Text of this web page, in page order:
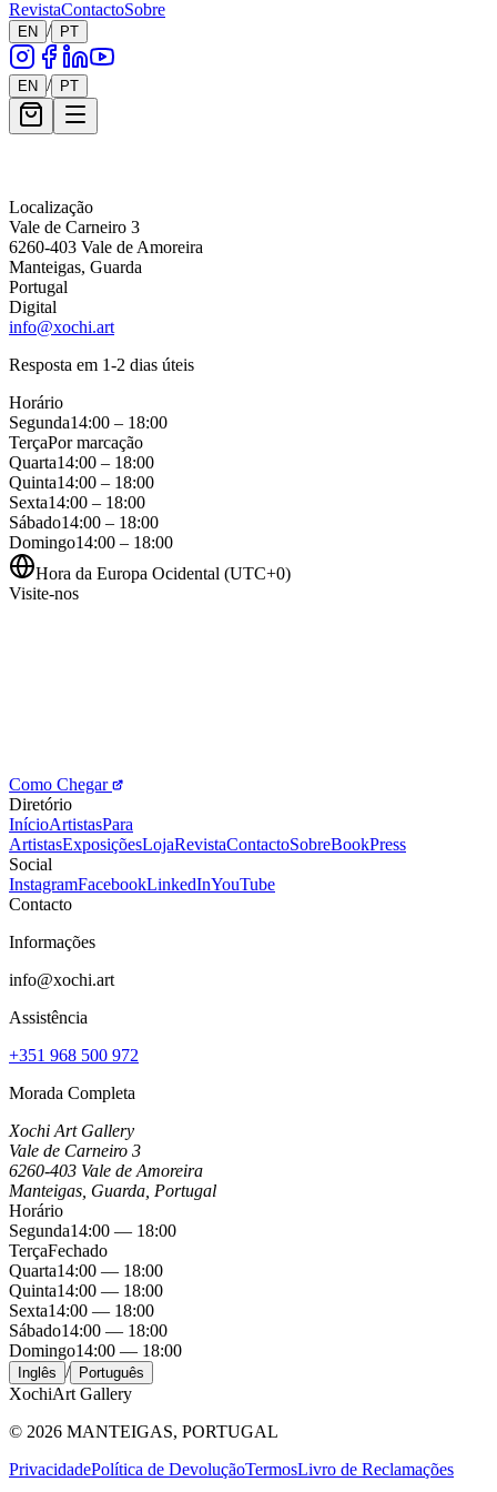
RevistaContactoSobre
EN / PT
EN / PT
Localização
Vale de Carneiro 3
6260-403 Vale de Amoreira
Manteigas, Guarda
Portugal
Digital
info@xochi.art
Resposta em 1-2 dias úteis
Horário
Segunda14:00 – 18:00
TerçaPor marcação
Quarta14:00 – 18:00
Quinta14:00 – 18:00
Sexta14:00 – 18:00
Sábado14:00 – 18:00
Domingo14:00 – 18:00
Hora da Europa Ocidental (UTC+0)
Visite-nos
Como Chegar
Diretório
InícioArtistasPara
ArtistasExposiçõesLojaRevistaContactoSobreBookPress
Social
InstagramFacebookLinkedInYouTube
Contacto
Informações
info@xochi.art
Assistência
+351 968 500 972
Morada Completa
Xochi Art Gallery
Vale de Carneiro 3
6260-403 Vale de Amoreira
Manteigas, Guarda, Portugal
Horário
Segunda14:00 — 18:00
TerçaFechado
Quarta14:00 — 18:00
Quinta14:00 — 18:00
Sexta14:00 — 18:00
Sábado14:00 — 18:00
Domingo14:00 — 18:00
Inglês / Português
XochiArt Gallery
© 2026 MANTEIGAS, PORTUGAL
PrivacidadePolítica de DevoluçãoTermosLivro de Reclamações